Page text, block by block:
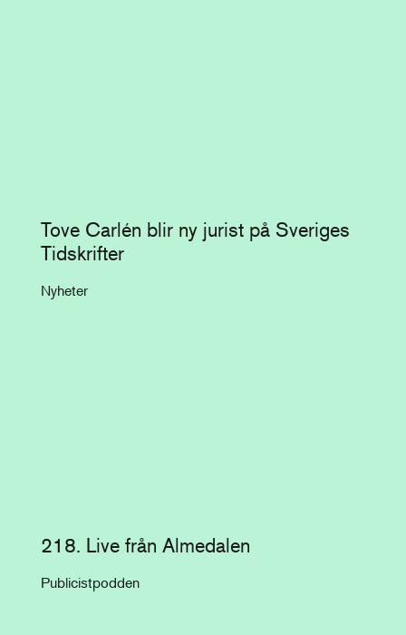
Tove Carlén blir ny jurist på Sveriges
Tidskrifter
Nyheter
218. Live från Almedalen
Publicistpodden